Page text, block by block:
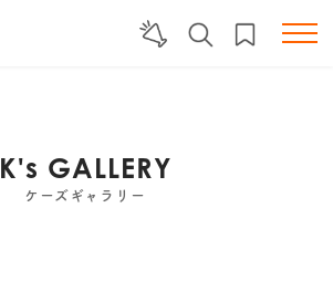
K's GALLERY
ケーズギャラリー